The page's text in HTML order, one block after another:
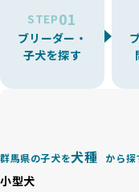
BreederFamiliesでは
えた6つの絶対基準と
ことを徹底しています。
BreederFamiliesでは
基づいた責任あるブリ
さらに、健康管理、社
たりストレスを抱え
「少数の犬種に集中
すが、無計画な交配
の特徴を持つことで
が高く、診断や治療
待する理想と現実が大
健康と性格を次世代に
STEP01
ブリーダー・
子犬を探す
群馬県の子犬を犬種 から探
小型犬